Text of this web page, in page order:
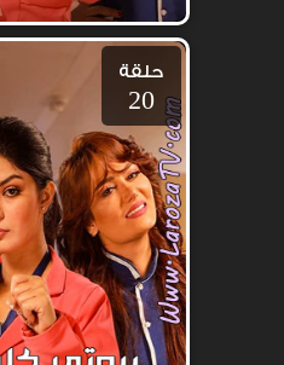
حلقة
20